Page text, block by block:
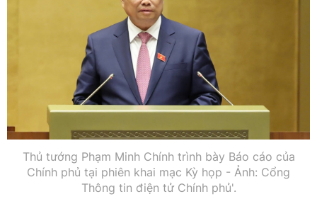
Thủ tướng Phạm Minh Chính trình bày Báo cáo của
Chính phủ tại phiên khai mạc Kỳ họp - Ảnh: Cổng
Thông tin điện tử Chính phủ'.